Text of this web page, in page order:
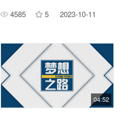
4585 5 2023-10-11
04:52